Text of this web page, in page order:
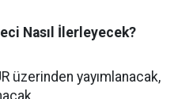
Nasıl İlerleyecek?
üzerinden yayımlanacak,